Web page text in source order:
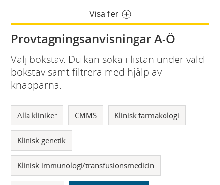
Visa fler
Provtagningsanvisningar A-Ö
Välj bokstav. Du kan söka i listan under vald
bokstav samt filtrera med hjälp av
knapparna.
Alla kliniker CMMS Klinisk farmakologi
Klinisk genetik
Klinisk immunologi/transfusionsmedicin